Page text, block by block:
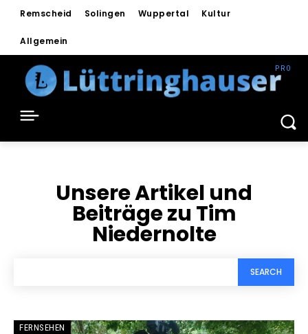
Remscheid Solingen Wuppertal Kultur
Allgemein
Unsere Artikel und
Beiträge zu Tim
Niedernolte
SEARCH
FERNSEHEN